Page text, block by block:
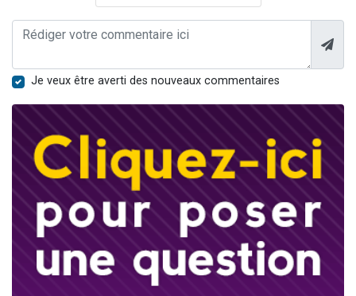
Je veux être averti des nouveaux commentaires